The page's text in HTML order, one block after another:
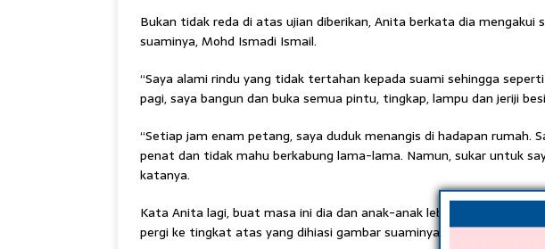
Bukan tidak reda di atas ujian diberikan, Anita berkata dia mengakui
suaminya, Mohd Ismadi Ismail.
“Saya alami rindu yang tidak tertahan kepada suami sehingga
pagi, saya bangun dan buka semua pintu, tingkap, lampu dan jeriji
“Setiap jam enam petang, saya duduk menangis di hadapan rumah.
penat dan tidak mahu berkabung lama-lama. Namun, sukar untuk
katanya.
Kata Anita lagi, buat masa ini dia dan anak-anak lebih selesa tidur di
pergi ke tingkat atas yang dihiasi gambar suaminya, Anita pasti